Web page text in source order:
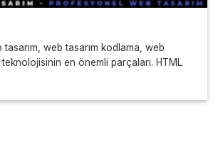
tasarım, web tasarım kodlama, web
teknolojisinin en önemli parçaları. HTML